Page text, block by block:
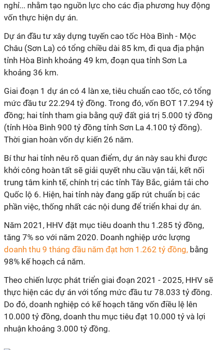
nghỉ... nhằm tạo nguồn lực cho các địa phương huy động
vốn thực hiện dự án.
Dự án đầu tư xây dựng tuyến cao tốc Hòa Bình - Mộc
Châu (Sơn La) có tổng chiều dài 85 km, đi qua địa phận
tỉnh Hòa Bình khoảng 49 km, đoạn qua tỉnh Sơn La
khoảng 36 km.
Giai đoạn 1 dự án có 4 làn xe, tiêu chuẩn cao tốc, có tổng
mức đầu tư 22.294 tỷ đồng. Trong đó, vốn BOT 17.294 tỷ
đồng; hai tỉnh tham gia bằng quỹ đất giá trị 5.000 tỷ đồng
(tỉnh Hòa Bình 900 tỷ đồng tỉnh Sơn La 4.100 tỷ đồng).
Thời gian hoàn vốn dự kiến 26 năm.
Bí thư hai tỉnh nêu rõ quan điểm, dự án này sau khi được
khởi công hoàn tất sẽ giải quyết nhu cầu vận tải, kết nối
trung tâm kinh tế, chính trị các tỉnh Tây Bắc, giảm tải cho
Quốc lộ 6. Hiện, hai tỉnh này đang gấp rút chuẩn bị các
phần việc, thống nhất các nội dung để triển khai dự án.
Năm 2021, HHV đặt mục tiêu doanh thu 1.285 tỷ đồng,
tăng 7% so với năm 2020. Doanh nghiệp ước lượng
doanh thu 9 tháng đầu năm đạt hơn 1.262 tỷ đồng, bằng
98% kế hoạch cả năm.
Theo chiến lược phát triển giai đoạn 2021 - 2025, HHV sẽ
thực hiện các dự án với tổng mức đầu tư 78.033 tỷ đồng.
Do đó, doanh nghiệp có kế hoạch tăng vốn điều lệ lên
10.000 tỷ đồng, doanh thu mục tiêu đạt 10.000 tỷ và lợi
nhuận khoảng 3.000 tỷ đồng.